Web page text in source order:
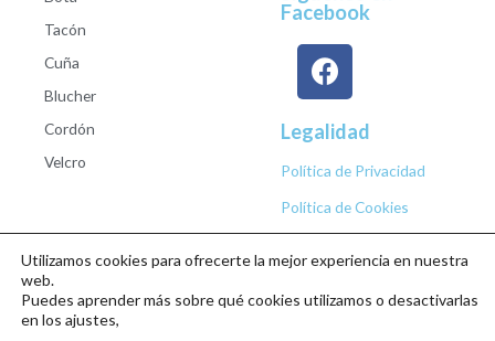
Tacón
Cuña
Blucher
Cordón
Velcro
Facebook
Legalidad
Política de Privacidad
Política de Cookies
Copyright © 2026 Calzados Roberto Studio
Utilizamos cookies para ofrecerte la mejor experiencia en nuestra
web.
Puedes aprender más sobre qué cookies utilizamos o desactivarlas
en los ajustes,